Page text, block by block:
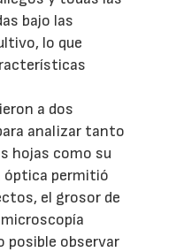
bajo las
lo que
a dos
analizar tanto
hojas como su
óptica permitió
el grosor de
posible observar